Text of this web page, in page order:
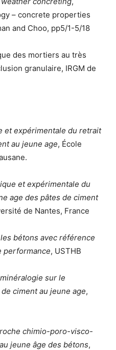
– concrete properties
and Choo, pp5/1-5/18
des mortiers au très
granulaire, IRGM de
et expérimentale du retrait
au jeune age, École
et expérimentale du
age des pâtes de ciment
de Nantes, France
bétons avec référence
performance, USTHB
sur le
ciment au jeune age,
chimio-poro-visco-
jeune âge des bétons,